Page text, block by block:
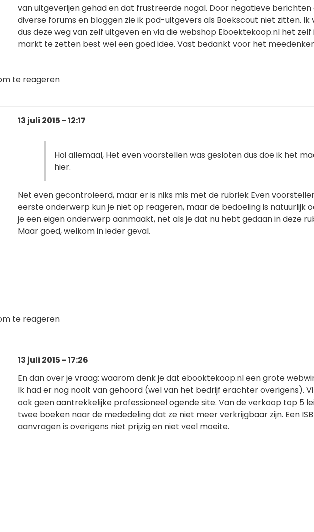
van uitgeverijen gehad en dat frustreerde nogal. Door negatieve berichten
diverse forums en bloggen zie ik pod-uitgevers als Boekscout niet zitten. Ik
dus deze weg van zelf uitgeven en via die webshop Eboektekoop.nl het zelf
markt te zetten best wel een goed idee. Vast bedankt voor het
te reageren
13 juli 2015 - 12:17
Hoi allemaal, Het even voorstellen was gesloten dus doe ik het
hier.
Net even gecontroleerd, maar er is niks mis met de rubriek Even
eerste onderwerp kun je niet op reageren, maar de bedoeling is natuurlijk
je een eigen onderwerp aanmaakt, net als je dat nu hebt gedaan in deze
Maar goed, welkom in ieder geval.
te reageren
13 juli 2015 - 17:26
En dan over je vraag: waarom denk je dat ebooktekoop.nl een grote
Ik had er nog nooit van gehoord (wel van het bedrijf erachter overigens).
ook geen aantrekkelijke professioneel ogende site. Van de verkoop top 5
twee boeken naar de mededeling dat ze niet meer verkrijgbaar zijn. Een
aanvragen is overigens niet prijzig en niet veel moeite.